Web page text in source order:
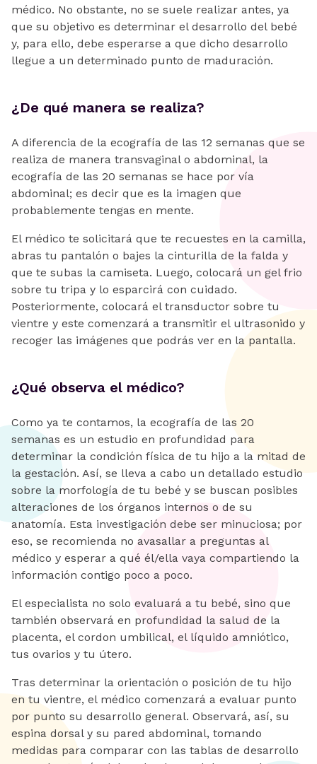
médico. No obstante, no se suele realizar antes, ya
que su objetivo es determinar el desarrollo del bebé
y, para ello, debe esperarse a que dicho desarrollo
llegue a un determinado punto de maduración.
¿De qué manera se realiza?
A diferencia de la ecografía de las 12 semanas que se
realiza de manera transvaginal o abdominal, la
ecografía de las 20 semanas se hace por vía
abdominal; es decir que es la imagen que
probablemente tengas en mente.
El médico te solicitará que te recuestes en la camilla,
abras tu pantalón o bajes la cinturilla de la falda y
que te subas la camiseta. Luego, colocará un gel frio
sobre tu tripa y lo esparcirá con cuidado.
Posteriormente, colocará el transductor sobre tu
vientre y este comenzará a transmitir el ultrasonido y
recoger las imágenes que podrás ver en la pantalla.
¿Qué observa el médico?
Como ya te contamos, la ecografía de las 20
semanas es un estudio en profundidad para
determinar la condición física de tu hijo a la mitad de
la gestación. Así, se lleva a cabo un detallado estudio
sobre la morfología de tu bebé y se buscan posibles
alteraciones de los órganos internos o de su
anatomía. Esta investigación debe ser minuciosa; por
eso, se recomienda no avasallar a preguntas al
médico y esperar a qué él/ella vaya compartiendo la
información contigo poco a poco.
El especialista no solo evaluará a tu bebé, sino que
también observará en profundidad la salud de la
placenta, el cordon umbilical, el líquido amniótico,
tus ovarios y tu útero.
Tras determinar la orientación o posición de tu hijo
en tu vientre, el médico comenzará a evaluar punto
por punto su desarrollo general. Observará, así, su
espina dorsal y su pared abdominal, tomando
medidas para comparar con las tablas de desarrollo